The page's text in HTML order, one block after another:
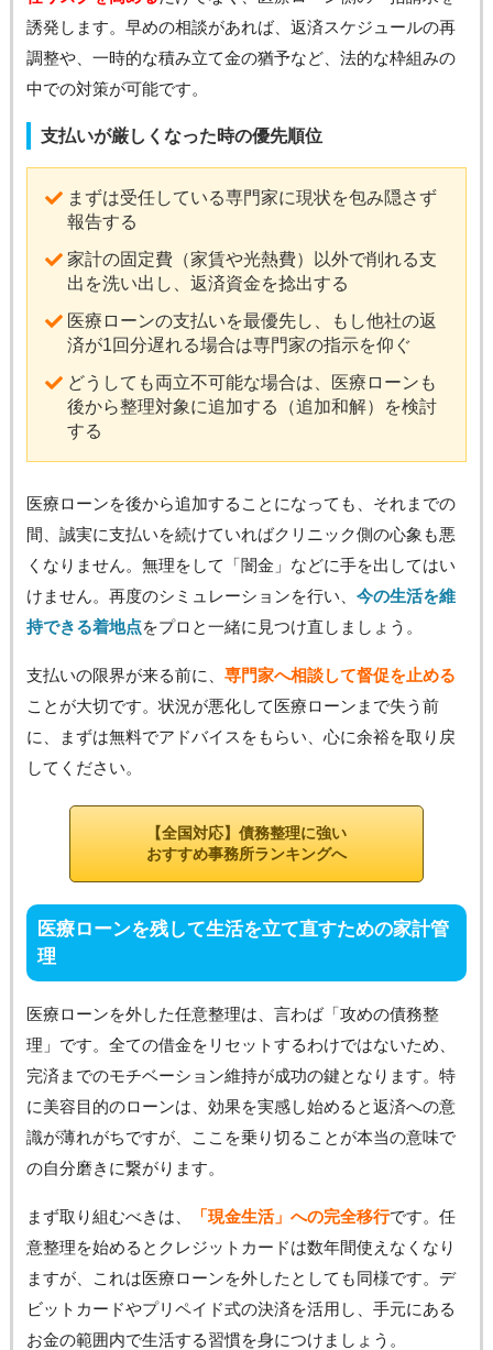
誘発します。早めの相談があれば、返済スケジュールの再
調整や、一時的な積み立て金の猶予など、法的な枠組みの
中での対策が可能です。
支払いが厳しくなった時の優先順位
まずは受任している専門家に現状を包み隠さず
報告する
家計の固定費（家賃や光熱費）以外で削れる支
出を洗い出し、返済資金を捻出する
医療ローンの支払いを最優先し、もし他社の返
済が1回分遅れる場合は専門家の指示を仰ぐ
どうしても両立不可能な場合は、医療ローンも
後から整理対象に追加する（追加和解）を検討
する
医療ローンを後から追加することになっても、それまでの
間、誠実に支払いを続けていればクリニック側の心象も悪
くなりません。無理をして「闇金」などに手を出してはい
けません。再度のシミュレーションを行い、 今の生活を維
持できる着地点をプロと一緒に見つけ直しましょう。
支払いの限界が来る前に、 専門家へ相談して督促を止める
ことが大切です。状況が悪化して医療ローンまで失う前
に、まずは無料でアドバイスをもらい、心に余裕を取り戻
してください。
【全国対応】債務整理に強い
おすすめ事務所ランキングへ
医療ローンを残して生活を立て直すための家計管
理
医療ローンを外した任意整理は、言わば「攻めの債務整
理」です。全ての借金をリセットするわけではないため、
完済までのモチベーション維持が成功の鍵となります。特
に美容目的のローンは、効果を実感し始めると返済への意
識が薄れがちですが、ここを乗り切ることが本当の意味で
の自分磨きに繋がります。
まず取り組むべきは、 「現金生活」への完全移行です。任
意整理を始めるとクレジットカードは数年間使えなくなり
ますが、これは医療ローンを外したとしても同様です。デ
ビットカードやプリペイド式の決済を活用し、手元にある
お金の範囲内で生活する習慣を身につけましょう。